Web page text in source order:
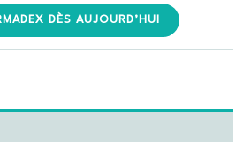
DÈS AUJOURD’HUI